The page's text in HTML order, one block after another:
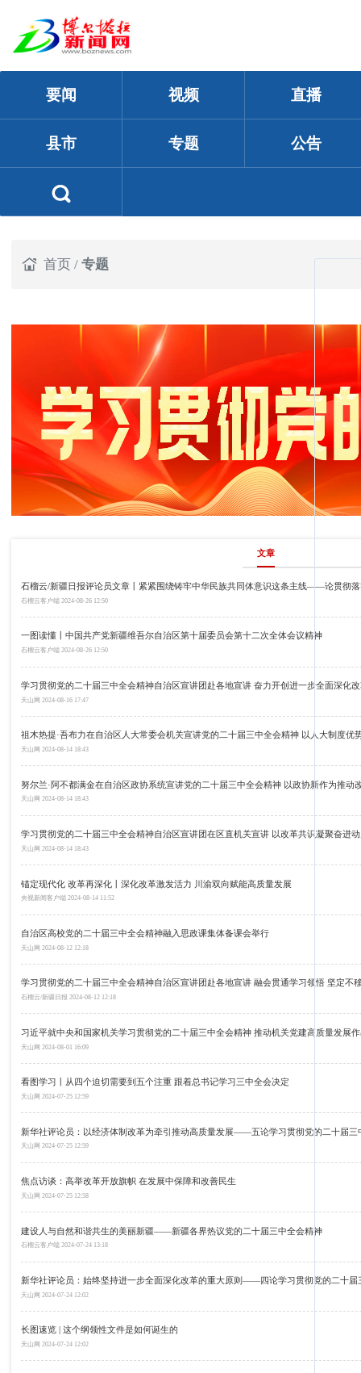
要闻 视频 直播
县市 专题 公告
首页 / 专题
文章
石榴云/新疆日报评论员文章丨紧紧围绕铸牢中华民族共同体意识这条主线——论贯彻
石榴云客户端2024-08-26 12:50
一图读懂丨中国共产党新疆维吾尔自治区第十届委员会第十二次全体会议精神
石榴云客户端2024-08-26 12:50
学习贯彻党的二十届三中全会精神自治区宣讲团赴各地宣讲 奋力开创进一步全面深化
天山网2024-08-16 17:47
祖木热提·吾布力在自治区人大常委会机关宣讲党的二十届三中全会精神 以人大制度优
天山网2024-08-14 18:43
努尔兰·阿不都满金在自治区政协系统宣讲党的二十届三中全会精神 以政协新作为推动
天山网2024-08-14 18:43
学习贯彻党的二十届三中全会精神自治区宣讲团在区直机关宣讲 以改革共识凝聚奋进
天山网2024-08-14 18:43
锚定现代化 改革再深化丨深化改革激发活力 川渝双向赋能高质量发展
央视新闻客户端2024-08-14 11:52
自治区高校党的二十届三中全会精神融入思政课集体备课会举行
天山网2024-08-12 12:18
学习贯彻党的二十届三中全会精神自治区宣讲团赴各地宣讲 融会贯通学习领悟 坚定不
石榴云/新疆日报2024-08-12 12:18
习近平就中央和国家机关学习贯彻党的二十届三中全会精神 推动机关党建高质量发展
天山网2024-08-01 16:09
看图学习丨从四个迫切需要到五个注重 跟着总书记学习三中全会决定
天山网2024-07-25 12:59
新华社评论员：以经济体制改革为牵引推动高质量发展——五论学习贯彻党的二十届三
天山网2024-07-25 12:59
焦点访谈：高举改革开放旗帜 在发展中保障和改善民生
天山网2024-07-25 12:58
建设人与自然和谐共生的美丽新疆——新疆各界热议党的二十届三中全会精神
石榴云客户端2024-07-24 13:18
新华社评论员：始终坚持进一步全面深化改革的重大原则——四论学习贯彻党的二十届
天山网2024-07-24 12:02
长图速览 | 这个纲领性文件是如何诞生的
天山网2024-07-24 12:02